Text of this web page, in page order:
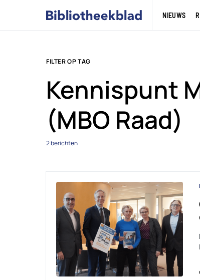
NIEUWS
FILTER OP TAG
Kennispunt
(MBO Raad)
2 berichten